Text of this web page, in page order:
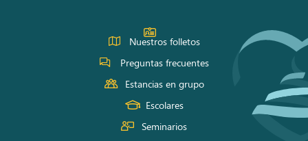
Nuestros folletos
Preguntas frecuentes
Estancias en grupo
Escolares
Seminarios